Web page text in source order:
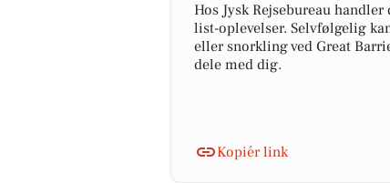
Hos Jysk Rejsebureau
list-oplevelser. Selvfølgelig
eller snorkling ved Great
dele med dig.
Kopiér link